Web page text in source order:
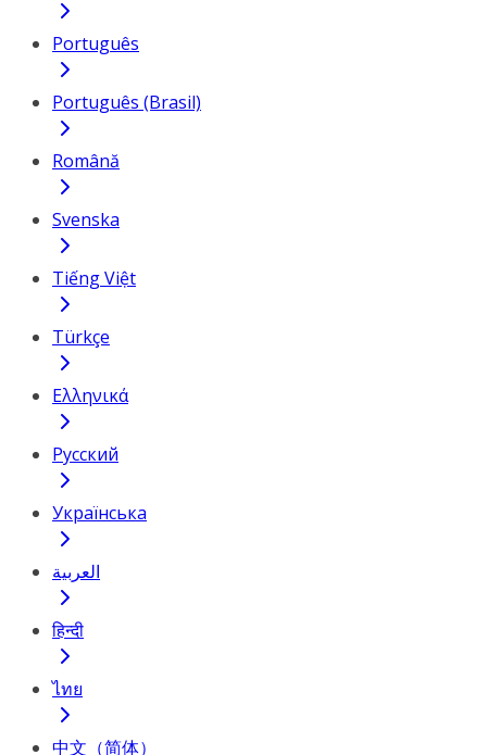
Português
Português (Brasil)
Română
Svenska
Tiếng Việt
Türkçe
Ελληνικά
Русский
Українська
العربية
हिन्दी
ไทย
中文（简体）